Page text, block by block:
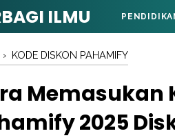
ILMU
› KODE DISKON PAHAMIFY
Memasukan
2025